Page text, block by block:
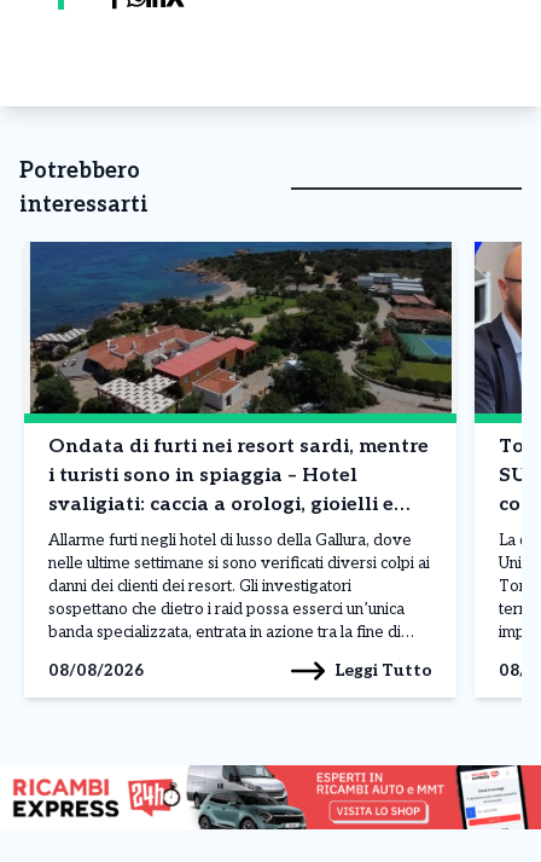
Potrebbero
interessarti
Ondata di furti nei resort sardi, mentre
i turisti sono in spiaggia – Hotel
svaligiati: caccia a orologi, gioielli e
borse
Allarme furti negli hotel di lusso della Gallura, dove
nelle ultime settimane si sono verificati diversi colpi ai
danni dei clienti dei resort. Gli investigatori
sospettano che dietro i raid possa esserci un’unica
banda specializzata, entrata in azione tra la fine di
della costa sarda. L’ultimo […]
08/08/2026 Leggi Tutto
La
08/